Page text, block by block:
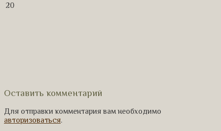
20
Оставить комментарий
Для отправки комментария вам необходимо
авторизоваться.